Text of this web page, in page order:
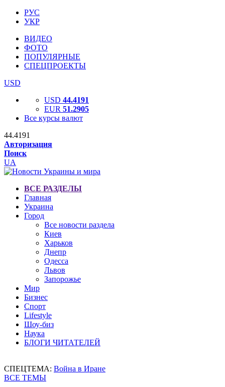
РУС
УКР
ВИДЕО
ФОТО
ПОПУЛЯРНЫЕ
СПЕЦПРОЕКТЫ
USD
USD 44.4191
EUR 51.2905
Все курсы валют
44.4191
Авторизация
Поиск
UA
ВСЕ РАЗДЕЛЫ
Главная
Украина
Город
Все новости раздела
Киев
Харьков
Днепр
Одесса
Львов
Запорожье
Мир
Бизнес
Спорт
Lifestyle
Шоу-биз
Наука
БЛОГИ ЧИТАТЕЛЕЙ
СПЕЦТЕМА: Война в Иране
ВСЕ ТЕМЫ